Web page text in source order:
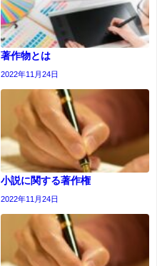
著作物とは
2022年11月24日
小説に関する著作権
2022年11月24日